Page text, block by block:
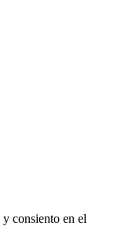
y consiento en el